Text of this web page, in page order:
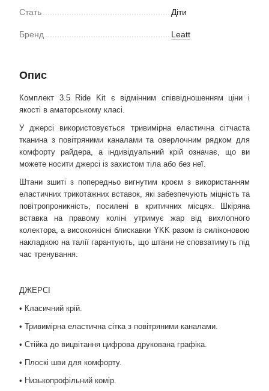
Стать Діти
Бренд Leatt
Опис
Комплект 3.5 Ride Kit є відмінним співвідношенням ціни і
якості в аматорському класі.
У джерсі використовується тривимірна еластична сітчаста
тканина з повітряними каналами та оверлочним рядком для
комфорту райдера, а індивідуальний крій означає, що ви
можете носити джерсі із захистом тіла або без неї.
Штани зшиті з попередньо вигнутим кроєм з використанням
еластичних трикотажних вставок, які забезпечують міцність та
повітропроникність, посилені в критичних місцях. Шкіряна
вставка на правому коліні утримує жар від вихлопного
колектора, а високоякісні блискавки YKK разом із силіконовою
накладкою на талії гарантують, що штани не сповзатимуть під
час тренування.
ДЖЕРСІ
• Класичний крій.
• Тривимірна еластична сітка з повітряними каналами.
• Стійка до вицвітання цифрова друкована графіка.
• Плоскі шви для комфорту.
• Низькопрофільний комір.